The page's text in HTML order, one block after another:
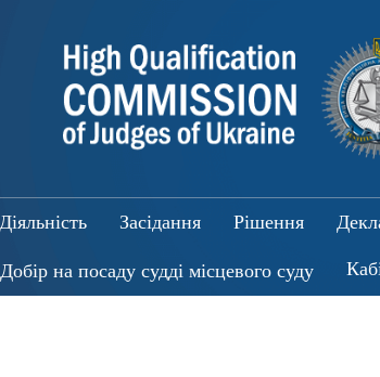
Діяльність Засідання Рішення
Добір на посаду судді місцевого суду